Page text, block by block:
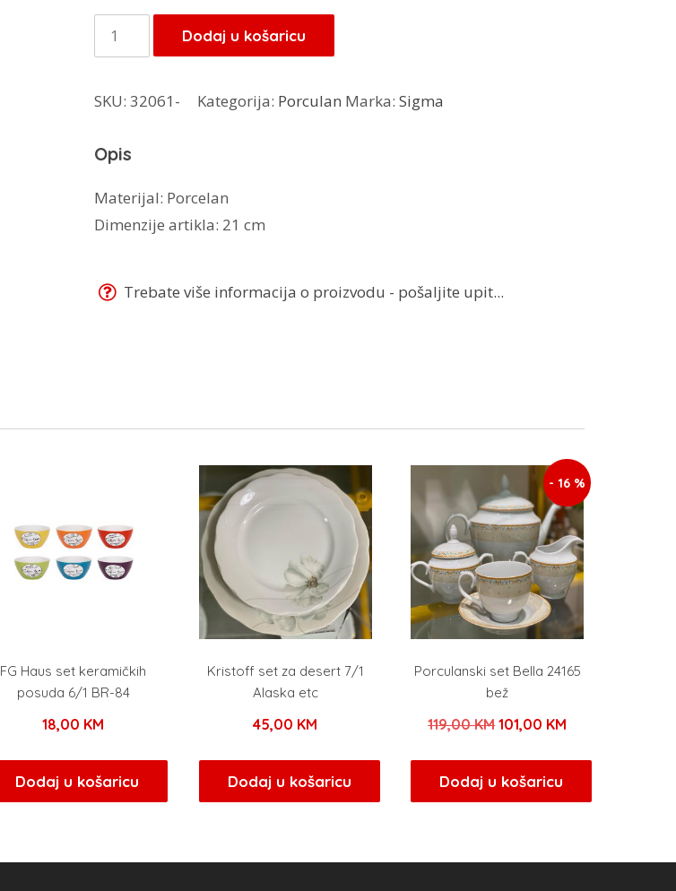
Sigma
set
kolače
CAK
Dodaj u košaricu
SKU: 32061- Kategorija: Porculan Marka: Sigma
Opis
Materijal: Porcelan
Dimenzije artikla: 21 cm
Trebate više informacija o proizvodu - pošaljite upit...
FG Haus set keramičkih
posuda 6/1 BR-84
18,00 KM
Dodaj u košaricu
Kristoff set za desert 7/1
Alaska etc
45,00 KM
Dodaj u košaricu
- 16 %
Porculanski set Bella 24165
bež
119,00KMIzvorna
bila
je:
101,00 KM
101,00 KM.
Dodaj u košaricu